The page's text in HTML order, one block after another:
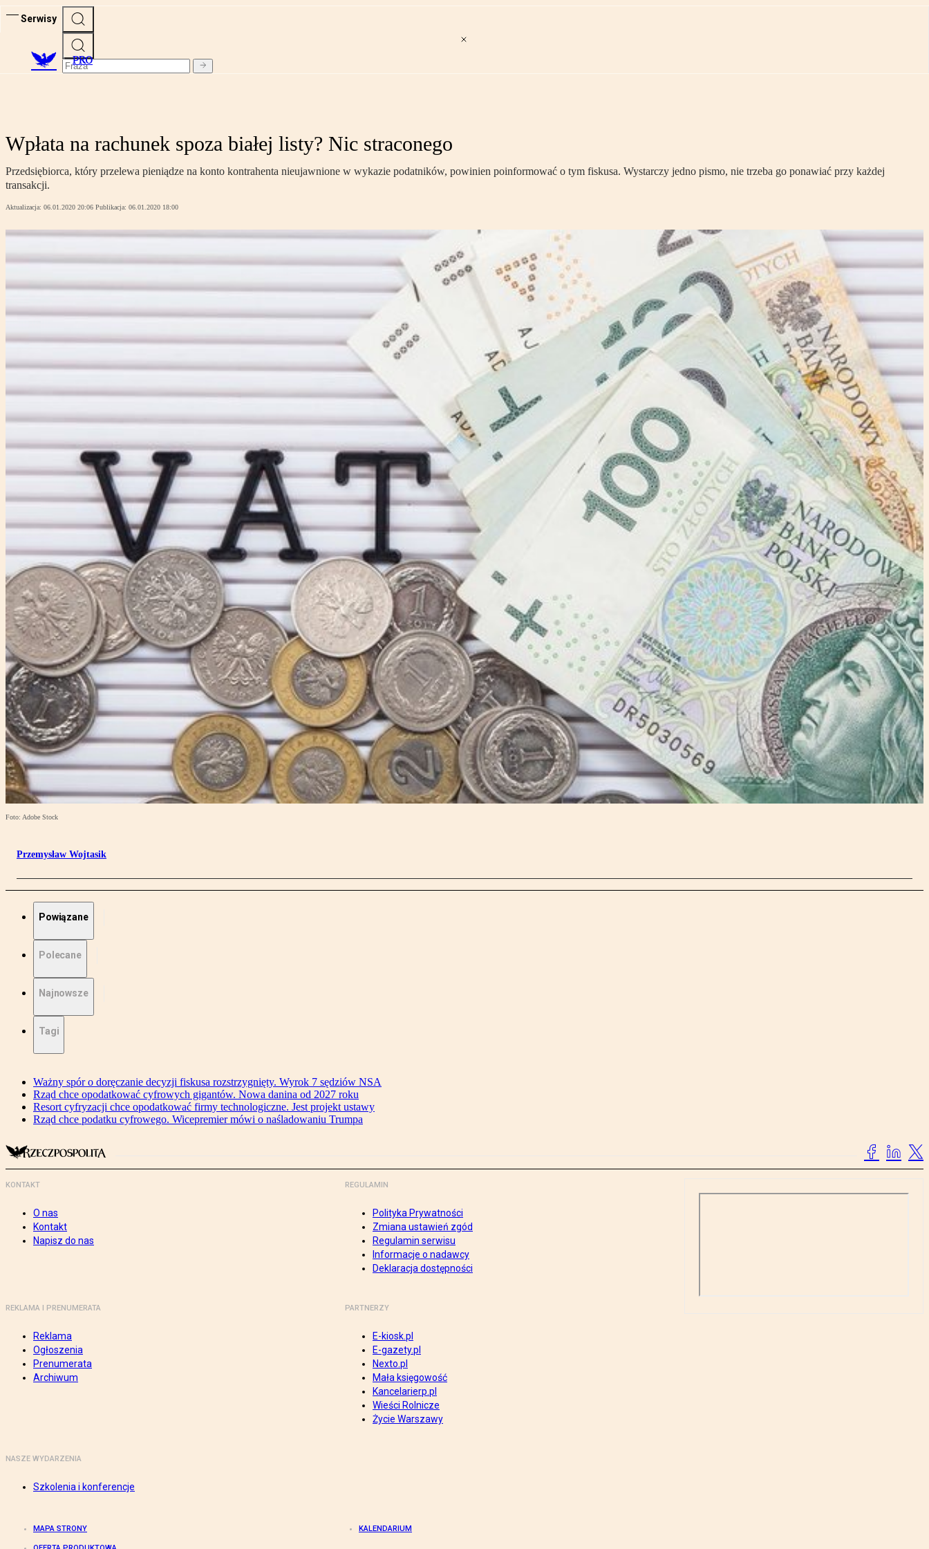
Serwisy
PRO
Wpłata na rachunek spoza białej listy? Nic straconego
Przedsiębiorca, który przelewa pieniądze na konto kontrahenta nieujawnione w wykazie podatników, powinien poinformować o tym fiskusa. Wystarczy jedno pismo, nie trzeba go ponawiać przy każdej
transakcji.
Aktualizacja: 06.01.2020 20:06 Publikacja: 06.01.2020 18:00
Foto: Adobe Stock
Przemysław Wojtasik
Powiązane
Polecane
Najnowsze
Tagi
Ważny spór o doręczanie decyzji fiskusa rozstrzygnięty. Wyrok 7 sędziów NSA
Rząd chce opodatkować cyfrowych gigantów. Nowa danina od 2027 roku
Resort cyfryzacji chce opodatkować firmy technologiczne. Jest projekt ustawy
Rząd chce podatku cyfrowego. Wicepremier mówi o naśladowaniu Trumpa
KONTAKT
O nas
Kontakt
Napisz do nas
REGULAMIN
Polityka Prywatności
Zmiana ustawień zgód
Regulamin serwisu
Informacje o nadawcy
Deklaracja dostępności
REKLAMA I PRENUMERATA
Reklama
Ogłoszenia
Prenumerata
Archiwum
PARTNERZY
E-kiosk.pl
E-gazety.pl
Nexto.pl
Mała księgowość
Kancelarierp.pl
Wieści Rolnicze
Życie Warszawy
NASZE WYDARZENIA
Szkolenia i konferencje
MAPA STRONY KALENDARIUM